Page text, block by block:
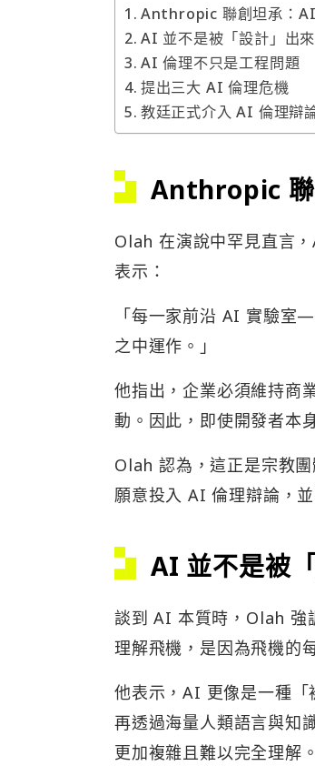
Anthropic 聯創坦承：AI
AI 並不是被「設計」出
AI 倫理不只是工程問題
提出三大 AI 倫理危機
教廷正式介入 AI 倫理辯
Anthropic 聯
Olah 在演說中罕見直言
表示：
「每一家前沿 AI 實驗
之中運作。」
他指出，企業必須維持商
動。因此，即使開發者本
Olah 認為，這正是宗教
願意投入 AI 倫理辯論，
AI 並不是被
談到 AI 本質時，Olah 強
理解飛機，是因為飛機的
他表示，AI 更像是一種「
再透過海量人類語言與知
更加複雜且難以完全理解